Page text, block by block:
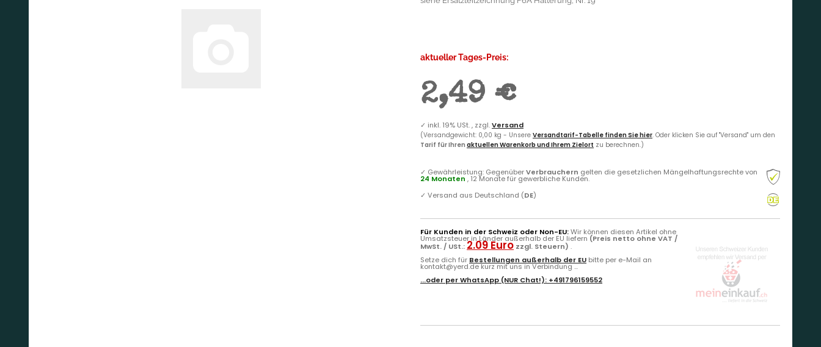
aktueller Tages-Preis:
2,49 €
✓ inkl. 19% USt. , zzgl.Versand
(Versandgewicht: 0,00 kg - Unsere Versandtarif-Tabelle finden Sie hier. Oder klicken Sie auf "Versand" um den
Tarif für Ihren aktuellen Warenkorb und Ihrem Zielort zu berechnen.)
✓ Gewährleistung: GegenüberVerbrauchern gelten die gesetzlichen Mängelhaftungsrechte von
24 Monaten , 12 Monate für gewerbliche Kunden.
✓ Versand aus Deutschland (DE)
Für Kunden in der Schweiz oder Non-EU:Wir können diesen Artikel ohne
Umsatzsteuer in Länder außerhalb der EU liefern (Preis netto ohne VAT /
MwSt. / USt.: 2.09 Euro zzgl. Steuern) .
Setze dich für Bestellungen außerhalb der EU bitte per e-Mail an
kontakt@yerd.de kurz mit uns in Verbindung ...
...oder perWhatsApp (NUR Chat!): +491796159552